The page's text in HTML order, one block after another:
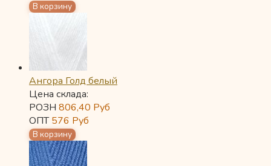
Ангора Голд белый
Цена склада:
РОЗН 806,40 Руб
ОПТ576 Руб